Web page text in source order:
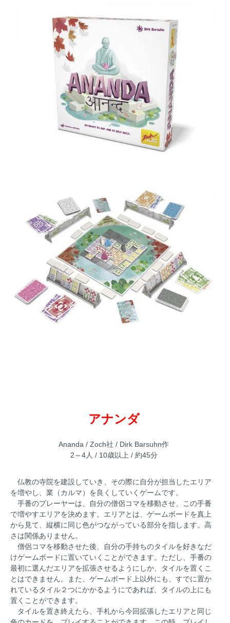
アナンダ
Ananda / Zoch社 / Dirk Barsuhn作
2～4人 / 10歳以上 / 約45分
仏教の寺院を建設していき、その際に自分が担当したエリア
を増やし、業（カルマ）を良くしていくゲームです。
手番のプレーヤーは、自分の僧侶コマを移動させ、この手番
で増やすエリアを決めます。エリアとは、ゲームボードを真上
から見て、縦横に同じ色がつながっている部分を指します。高
さは関係ありません。
僧侶コマを移動させた後、自分の手持ちのタイルを好きなだ
けゲームボードに置いていくことができます。ただし、手番の
最初に選んだエリアを拡張させるようにしか、タイルを置くこ
とはできません。また、ゲームボード上以外にも、すでに置か
れているタイル２つにかかるようにであれば、タイルの上にも
置くことができます。
タイルを置き終えたら、手札から今回拡張したエリアと同じ